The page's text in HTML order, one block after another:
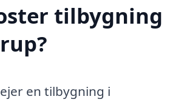
tilbygning
en tilbygning i